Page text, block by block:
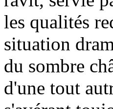
les qualités
situation
du sombre
d'une tout